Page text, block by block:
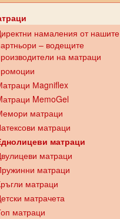
намаления от нашите
– водещите
на матраци
Мagniflex
MemoGel
матраци
матраци
матраци
матраци
матраци
матраци
матрачета
матраци